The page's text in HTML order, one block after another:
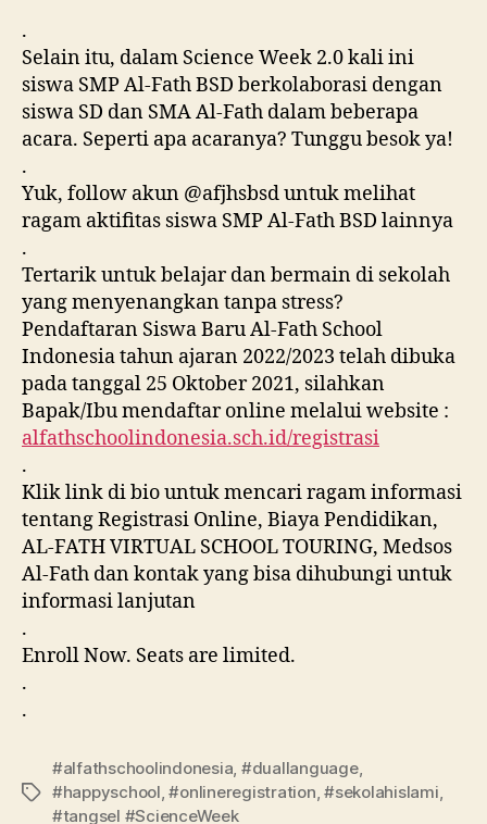
.
Selain itu, dalam Science Week 2.0 kali ini
siswa SMP Al-Fath BSD berkolaborasi dengan
siswa SD dan SMA Al-Fath dalam beberapa
acara. Seperti apa acaranya? Tunggu besok ya!
.
Yuk, follow akun @afjhsbsd untuk melihat
ragam aktifitas siswa SMP Al-Fath BSD lainnya
.
Tertarik untuk belajar dan bermain di sekolah
yang menyenangkan tanpa stress?
Pendaftaran Siswa Baru Al-Fath School
Indonesia tahun ajaran 2022/2023 telah dibuka
pada tanggal 25 Oktober 2021, silahkan
Bapak/Ibu mendaftar online melalui website :
alfathschoolindonesia.sch.id/registrasi
.
Klik link di bio untuk mencari ragam informasi
tentang Registrasi Online, Biaya Pendidikan,
AL-FATH VIRTUAL SCHOOL TOURING, Medsos
Al-Fath dan kontak yang bisa dihubungi untuk
informasi lanjutan
.
Enroll Now. Seats are limited.
.
.
#alfathschoolindonesia, #duallanguage,
#happyschool,#onlineregistration,#sekolahislami,
#tangsel #ScienceWeek